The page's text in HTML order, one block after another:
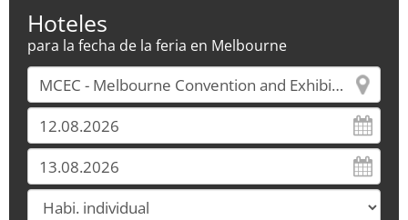
Hoteles
para la fecha de la feria en Melbourne